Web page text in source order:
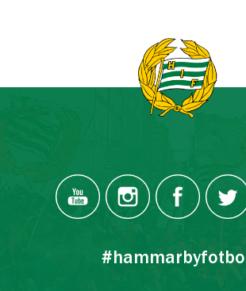
#hammarbyfotboll